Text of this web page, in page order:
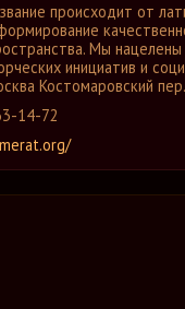
происходит от
Мы
инициатив и
Костомаровский
14-72